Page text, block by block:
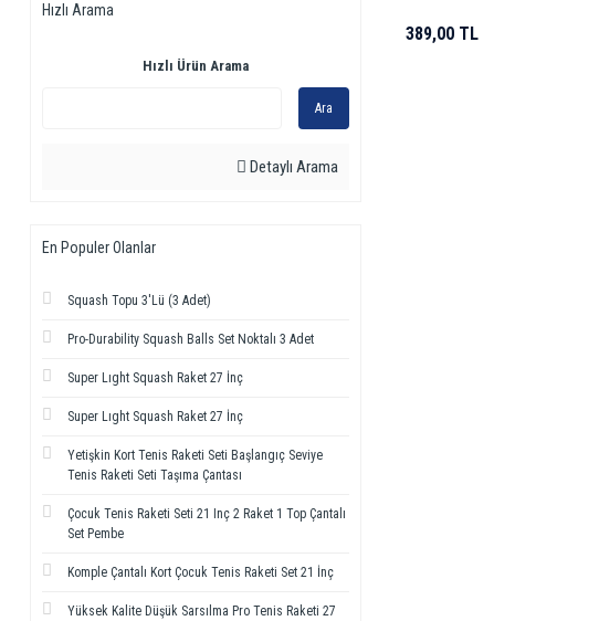
Hızlı Arama
Hızlı Ürün Arama
Ara
Detaylı Arama
En Populer Olanlar
Squash Topu 3'Lü (3 Adet)
Pro-Durability Squash Balls Set Noktalı 3 Adet
Super Lıght Squash Raket 27 İnç
Super Lıght Squash Raket 27 İnç
Yetişkin Kort Tenis Raketi Seti Başlangıç Seviye
Tenis Raketi Seti Taşıma Çantası
Çocuk Tenis Raketi Seti 21 Inç 2 Raket 1 Top Çantalı
Set Pembe
Komple Çantalı Kort Çocuk Tenis Raketi Set 21 İnç
Yüksek Kalite Düşük Sarsılma Pro Tenis Raketi 27
389,00 TL